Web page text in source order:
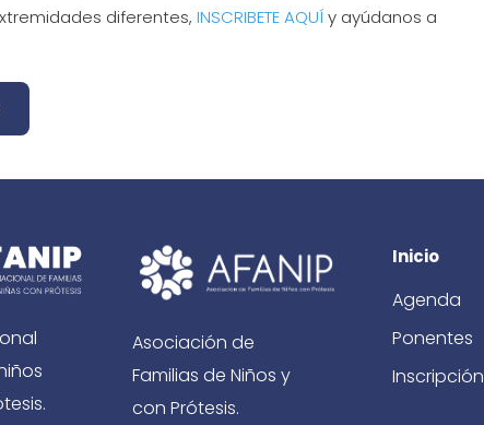
diferentes, INSCRIBETE AQUÍy ayúdanos a
Asociación de
Familias de Niños y
con Prótesis.
Inicio
Agenda
Ponentes
Inscripción